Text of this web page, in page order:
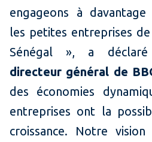
engageons à
les petites entreprises
Sénégal », a
directeur général de
des économies
entreprises ont la
croissance. Notre